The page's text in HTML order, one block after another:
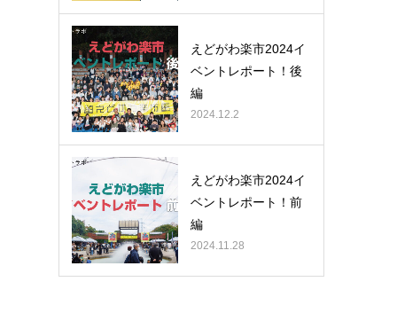
えどがわ楽市2024イ
ベントレポート！後
編
2024.12.2
えどがわ楽市2024イ
ベントレポート！前
編
2024.11.28